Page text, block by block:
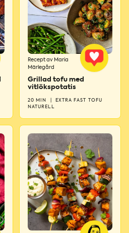
Recept av Maria
Märlegård
Grillad tofu med
vitlökspotatis
20 MIN
EXTRA FAST TOFU
NATURELL